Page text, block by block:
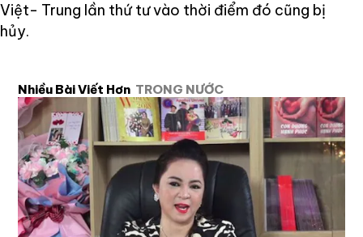
Việt- Trung lần thứ tư vào thời điểm đó cũng bị
hủy.
Nhiều Bài Viết Hơn TRONG NƯỚC